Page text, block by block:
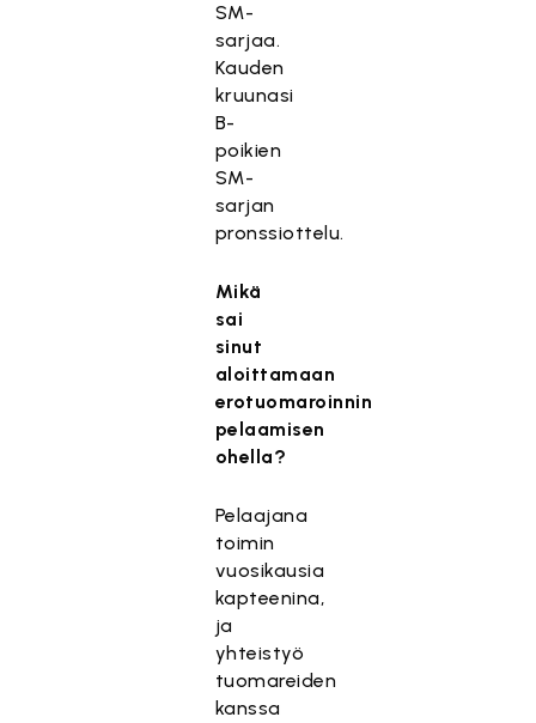
SM-
sarjaa.
Kauden
kruunasi
B-
poikien
SM-
sarjan
pronssiottelu.
Mikä
sai
sinut
aloittamaan
erotuomaroinnin
pelaamisen
ohella?
Pelaajana
toimin
vuosikausia
kapteenina,
ja
yhteistyö
tuomareiden
kanssa